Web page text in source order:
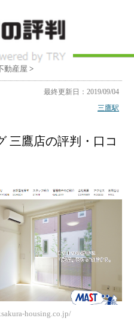
動産屋 >
最終更新日：2019/09/04
三鷹駅
三鷹店の評判・口コ
housing.co.jp/